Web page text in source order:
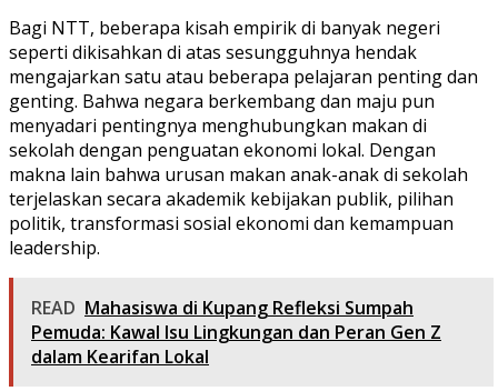
Bagi NTT, beberapa kisah empirik di banyak negeri
seperti dikisahkan di atas sesungguhnya hendak
mengajarkan satu atau beberapa pelajaran penting dan
genting. Bahwa negara berkembang dan maju pun
menyadari pentingnya menghubungkan makan di
sekolah dengan penguatan ekonomi lokal. Dengan
makna lain bahwa urusan makan anak-anak di sekolah
terjelaskan secara akademik kebijakan publik, pilihan
politik, transformasi sosial ekonomi dan kemampuan
leadership.
READ Mahasiswa di Kupang Refleksi Sumpah
Pemuda: Kawal Isu Lingkungan dan Peran Gen Z
dalam Kearifan Lokal